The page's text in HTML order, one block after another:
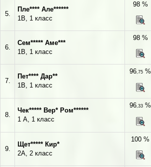
5.
Пле**** Але******
1В, 1 класс
98 %
6.
Сем***** Аме***
1В, 1 класс
98 %
7.
Пет**** Дар**
1В, 1 класс
96,75 %
8.
Чек***** Вер* Ром******
1 А, 1 класс
96,33 %
9.
Щет***** Кир*
2А, 2 класс
100 %